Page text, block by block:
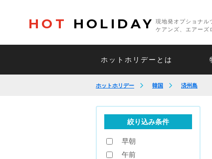
HOT HOLIDAY
現地発オプショナル
ケアンズ、エアーズ
ホットホリデーとは
ホットホリデー 韓国 済州島
絞り込み条件
早朝
午前